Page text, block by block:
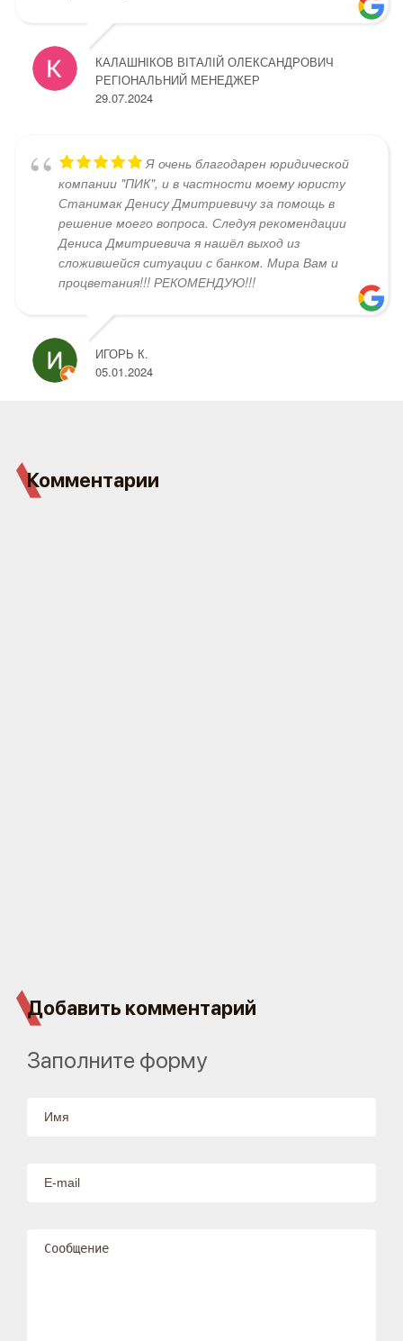
КАЛАШНІКОВ ВІТАЛІЙ ОЛЕКСАНДРОВИЧ
РЕГІОНАЛЬНИЙ МЕНЕДЖЕР
29.07.2024
Я очень благодарен юридической
компании "ПИК", и в частности моему юристу
Станимак Денису Дмитриевичу за помощь в
решение моего вопроса. Следуя рекомендации
Дениса Дмитриевича я нашёл выход из
сложившейся ситуации с банком. Мира Вам и
процветания!!! РЕКОМЕНДУЮ!!!
ИГОРЬ К.
05.01.2024
Комментарии
Добавить комментарий
Заполните форму